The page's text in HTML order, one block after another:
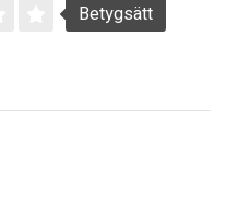
Betygsätt